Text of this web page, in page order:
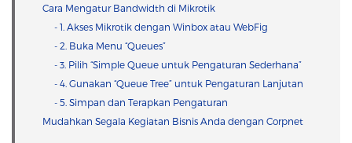
Cara Mengatur Bandwidth di Mikrotik
- 1. Akses Mikrotik dengan Winbox atau WebFig
- 2. Buka Menu “Queues”
- 3. Pilih “Simple Queue untuk Pengaturan Sederhana”
- 4. Gunakan “Queue Tree” untuk Pengaturan Lanjutan
- 5. Simpan dan Terapkan Pengaturan
Mudahkan Segala Kegiatan Bisnis Anda dengan Corpnet